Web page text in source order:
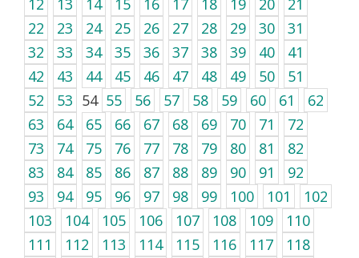
12
13 14 15 16 17 18 19 20
21
22
23 24 25 26 27 28 29 30
31
32
33 34 35 36 37 38 39 40
41
42
43 44 45 46 47 48 49 50
51
52
53 54 55 56 57 58 59 60 61
62
63
64 65 66 67 68 69 70 71
72
73
74 75 76 77 78 79 80 81
82
83
84 85 86 87 88 89 90 91
92
93
94 95 96 97 98 99 100 101
102
103
104 105 106 107 108 109
110
111
112 113 114 115 116 117
118